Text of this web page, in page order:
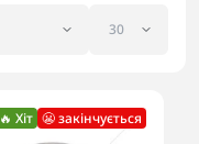
🔥 Хіт 😬 закінчується